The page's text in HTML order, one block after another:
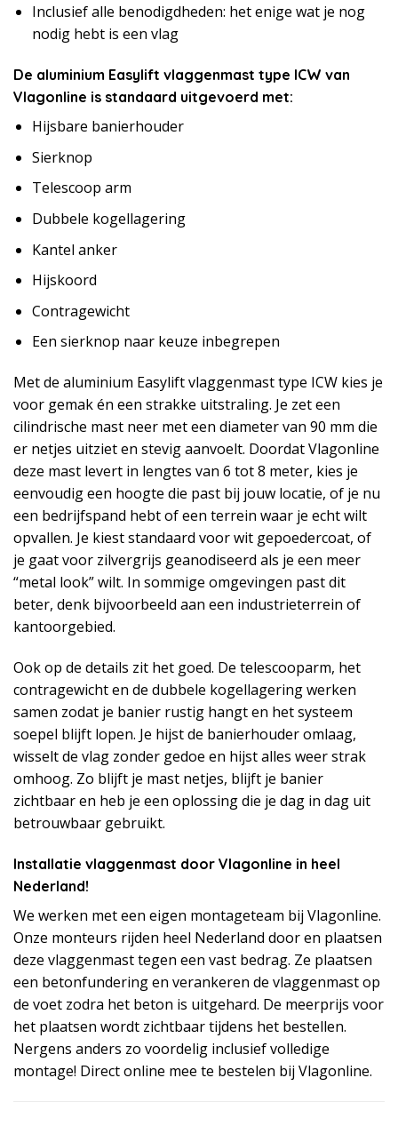
Inclusief alle benodigdheden: het enige wat je nog
nodig hebt is een vlag
De aluminium Easylift vlaggenmast type ICW van
Vlagonline is standaard uitgevoerd met:
Hijsbare banierhouder
Sierknop
Telescoop arm
Dubbele kogellagering
Kantel anker
Hijskoord
Contragewicht
Een sierknop naar keuze inbegrepen
Met de aluminium Easylift vlaggenmast type ICW kies je
voor gemak én een strakke uitstraling. Je zet een
cilindrische mast neer met een diameter van 90 mm die
er netjes uitziet en stevig aanvoelt. Doordat Vlagonline
deze mast levert in lengtes van 6 tot 8 meter, kies je
eenvoudig een hoogte die past bij jouw locatie, of je nu
een bedrijfspand hebt of een terrein waar je echt wilt
opvallen. Je kiest standaard voor wit gepoedercoat, of
je gaat voor zilvergrijs geanodiseerd als je een meer
“metal look” wilt. In sommige omgevingen past dit
beter, denk bijvoorbeeld aan een industrieterrein of
kantoorgebied.
Ook op de details zit het goed. De telescooparm, het
contragewicht en de dubbele kogellagering werken
samen zodat je banier rustig hangt en het systeem
soepel blijft lopen. Je hijst de banierhouder omlaag,
wisselt de vlag zonder gedoe en hijst alles weer strak
omhoog. Zo blijft je mast netjes, blijft je banier
zichtbaar en heb je een oplossing die je dag in dag uit
betrouwbaar gebruikt.
Installatie vlaggenmast door Vlagonline in heel
Nederland!
We werken met een eigen montageteam bij Vlagonline.
Onze monteurs rijden heel Nederland door en plaatsen
deze vlaggenmast tegen een vast bedrag. Ze plaatsen
een betonfundering en verankeren de vlaggenmast op
de voet zodra het beton is uitgehard. De meerprijs voor
het plaatsen wordt zichtbaar tijdens het bestellen.
Nergens anders zo voordelig inclusief volledige
montage! Direct online mee te bestelen bij Vlagonline.